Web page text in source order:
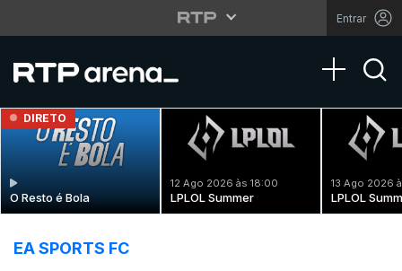
Entrar
Toggle
DIRETO
O Resto é Bola
12 Ago 2026 às 18:00
LPLOL Summer
13 Ago 2026
LPLOL
EA SPORTS FC